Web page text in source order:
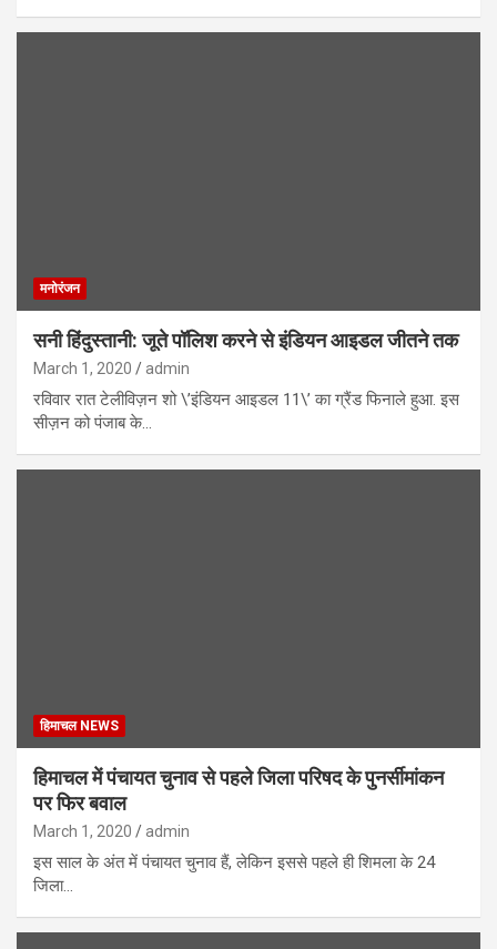
मनोरंजन
सनी हिंदुस्तानी: जूते पॉलिश करने से इंडियन आइडल जीतने तक
March 1, 2020 admin
रविवार रात टेलीविज़न शो \’इंडियन आइडल 11\’ का ग्रैंड फिनाले हुआ. इस
सीज़न को पंजाब के…
हिमाचल NEWS
हिमाचल में पंचायत चुनाव से पहले जिला परिषद के पुनर्सीमांकन
पर फिर बवाल
March 1, 2020 admin
इस साल के अंत में पंचायत चुनाव हैं, लेकिन इससे पहले ही शिमला के 24
जिला…